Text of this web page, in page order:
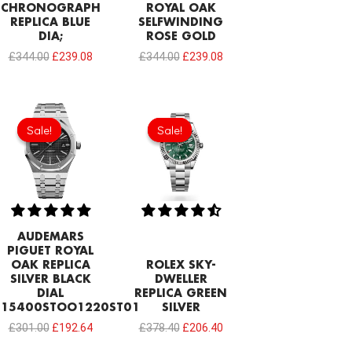
CHRONOGRAPH
REPLICA BLUE
DIA;
£344.00 £239.08
ROYAL OAK
SELFWINDING
ROSE GOLD
£344.00 £239.08
Sale!
Sale!
AUDEMARS
PIGUET ROYAL
OAK REPLICA
SILVER BLACK
DIAL
15400STOO1220ST01
£301.00
Original
price
was:
£301.00.
£192.64
Sale!
Sale!
ROLEX SKY-
DWELLER
REPLICA GREEN
SILVER
£378.40
price
was:
£378.40.
£206.40